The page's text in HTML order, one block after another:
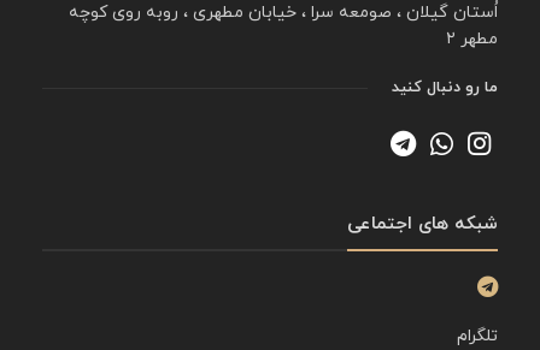
اُستان گیلان ، صومعه سرا ، خیابان مطهری ، روبه روی کوچه
مطهر ۲
ما رو دنبال کنید
شبکه های اجتماعی
تلگرام